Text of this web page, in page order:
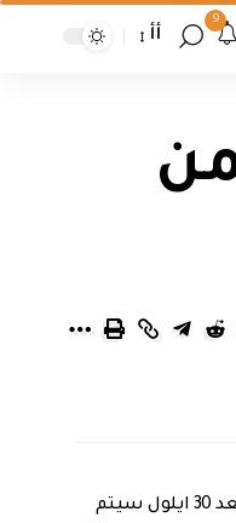
9
أأ
ادارة الدولة: بعد 30 ايلول سيتم